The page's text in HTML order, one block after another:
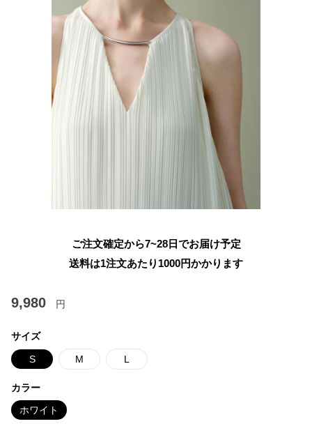
ご注文確定から7~28日でお届け予定
送料は1注文あたり 1000円かかります
9,980 円
サイズ
S M L
カラー
ホワイト